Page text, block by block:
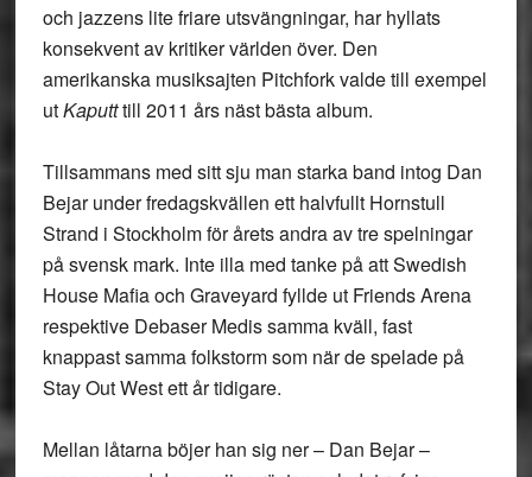
och jazzens lite friare utsvängningar, har hyllats
konsekvent av kritiker världen över. Den
amerikanska musiksajten Pitchfork valde till exempel
utKaputttill 2011 års näst bästa album.
Tillsammans med sitt sju man starka band intog Dan
Bejar under fredagskvällen ett halvfullt Hornstull
Strand i Stockholm för årets andra av tre spelningar
på svensk mark. Inte illa med tanke på att Swedish
House Mafia och Graveyard fyllde ut Friends Arena
respektive Debaser Medis samma kväll, fast
knappast samma folkstorm som när de spelade på
Stay Out West ett år tidigare.
Mellan låtarna böjer han sig ner – Dan Bejar –